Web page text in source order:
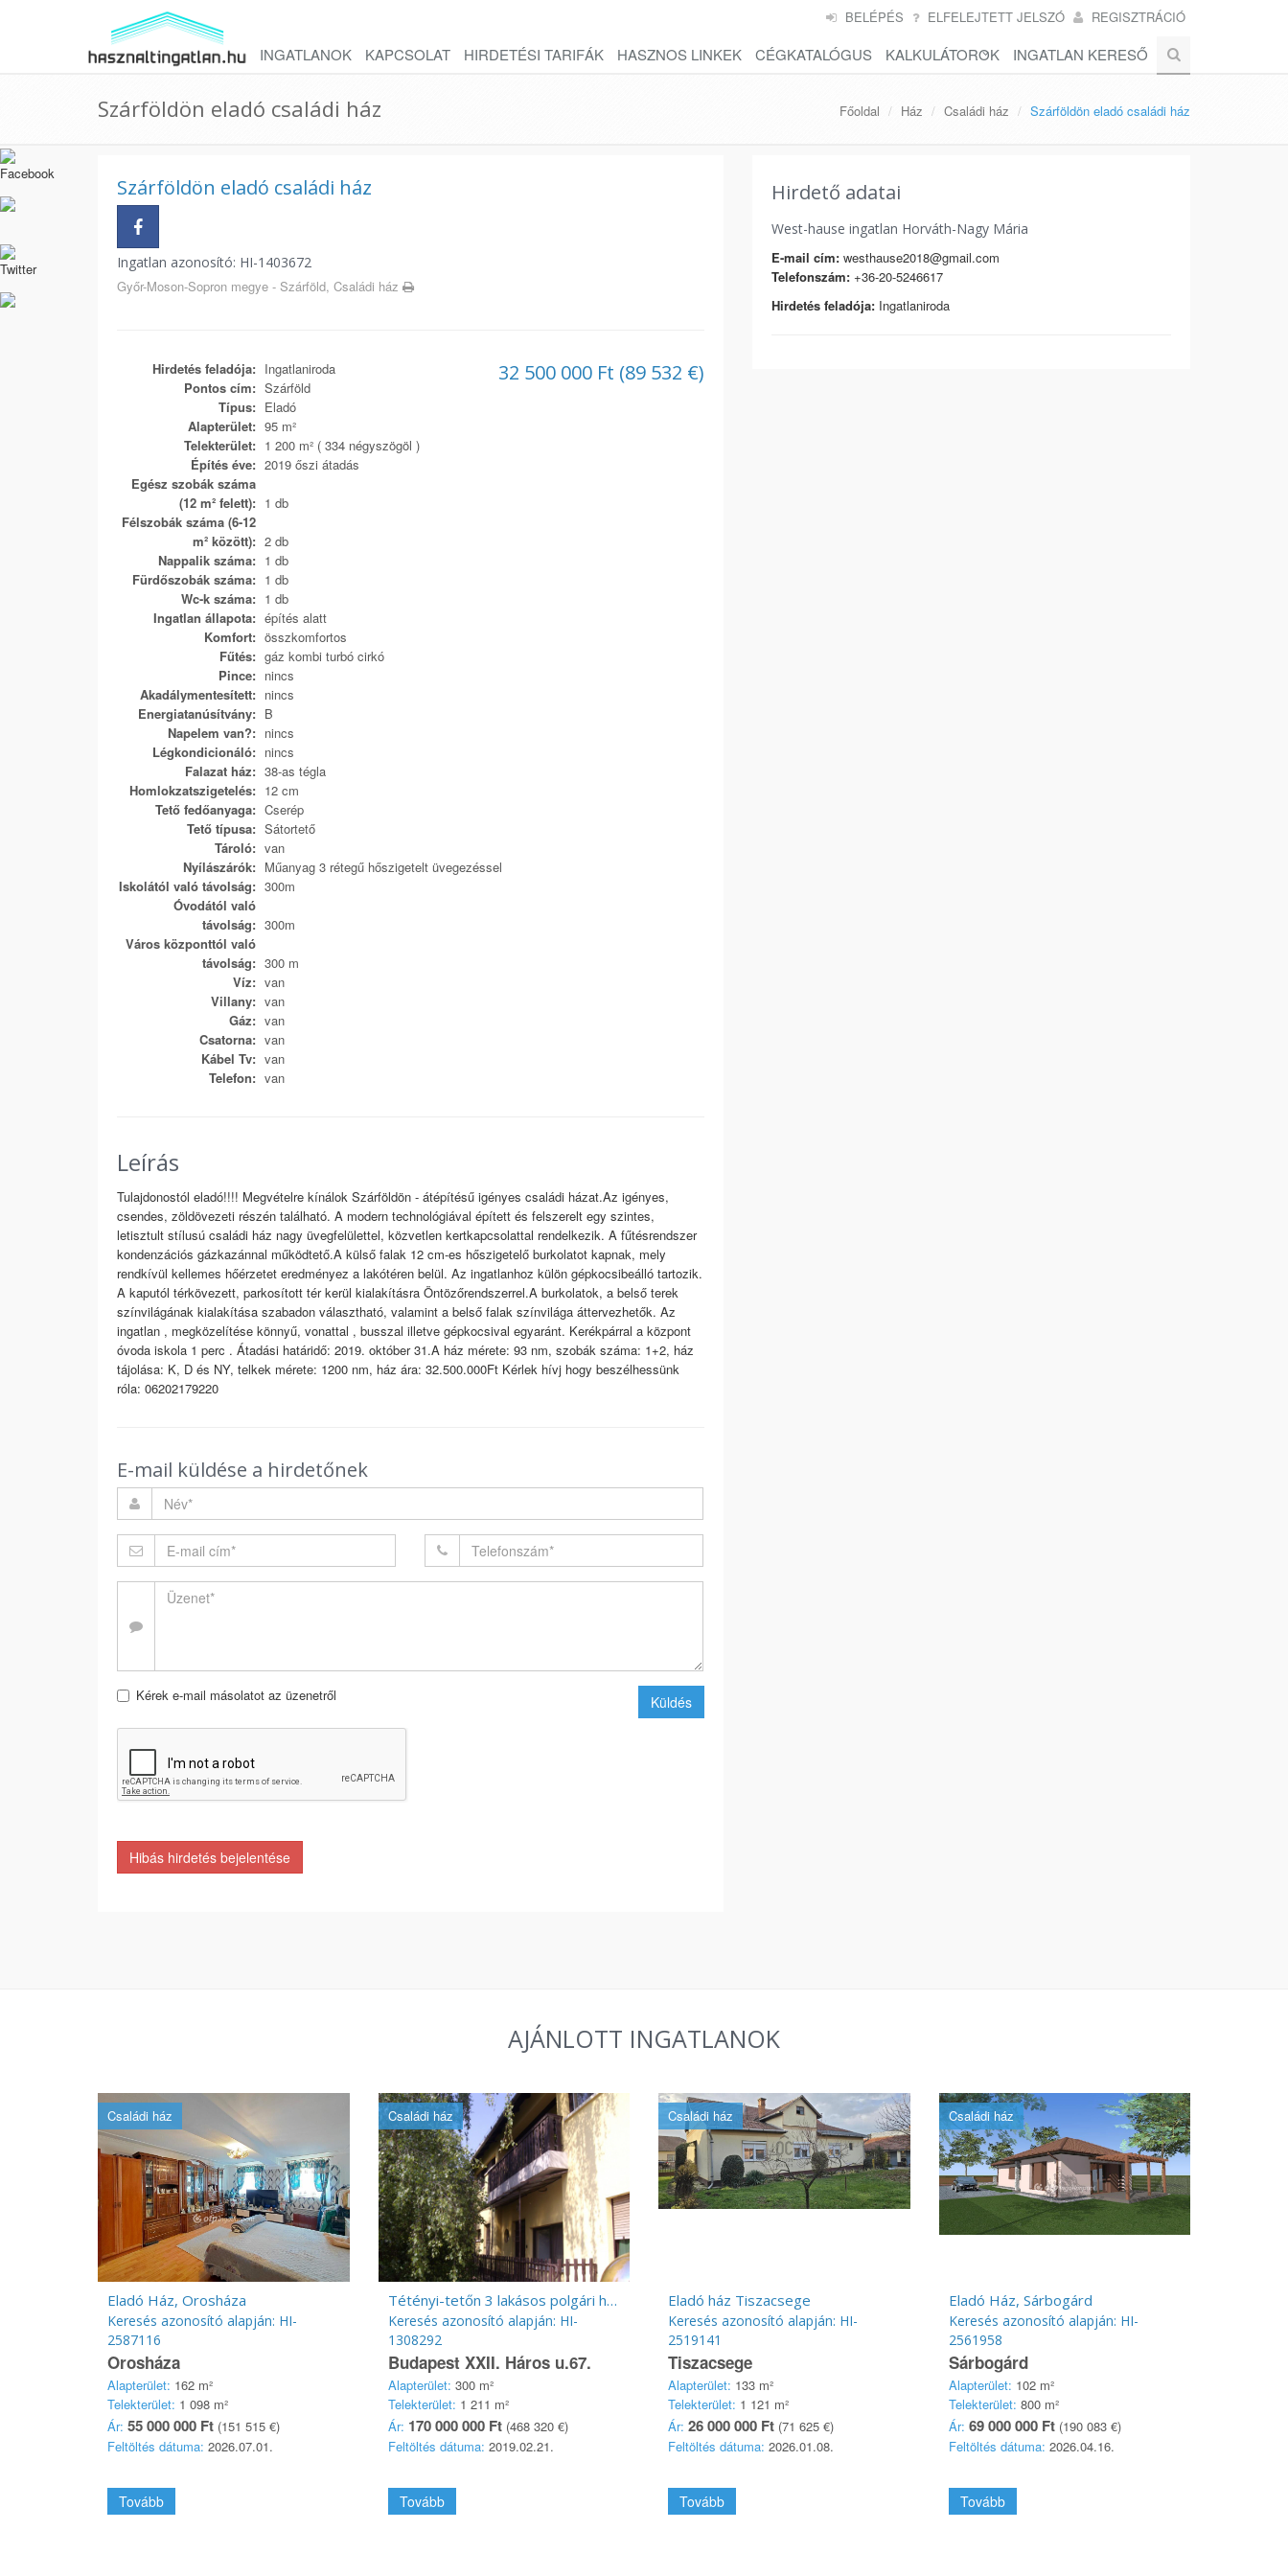
BELÉPÉS ELFELEJTETT JELSZÓ REGISZTRÁCIÓ
INGATLANOK KAPCSOLAT HIRDETÉSI TARIFÁK HASZNOS LINKEK CÉGKATALÓGUS KALKULÁTOROK INGATLAN KERESŐ
Szárföldön eladó családi ház Főoldal Ház Családi ház Szárföldön eladó családi ház
Szárföldön eladó családi ház
Ingatlan azonosító: HI-1403672
Győr-Moson-Sopron megye - Szárföld, Családi ház
32 500 000 Ft (89 532 €)
Hirdetés feladója: Ingatlaniroda
Pontos cím: Szárföld
Típus: Eladó
Alapterület: 95 m²
Telekterület: 1 200 m² ( 334 négyszögöl )
Építés éve: 2019 őszi átadás
Egész szobák száma
(12 m² felett): 1 db
Félszobák száma (6-12
m² között): 2 db
Nappalik száma: 1 db
Fürdőszobák száma: 1 db
Wc-k száma: 1 db
Ingatlan állapota: építés alatt
Komfort: összkomfortos
Fűtés: gáz kombi turbó cirkó
Pince: nincs
Akadálymentesített: nincs
Energiatanúsítvány: B
Napelem van?: nincs
Légkondicionáló: nincs
Falazat ház: 38-as tégla
Homlokzatszigetelés: 12 cm
Tető fedőanyaga: Cserép
Tető típusa: Sátortető
Tároló: van
Nyílászárók: Műanyag 3 rétegű hőszigetelt üvegezéssel
Iskolától való távolság: 300m
Óvodától való
távolság: 300m
Város központtól való
távolság: 300 m
Víz: van
Villany: van
Gáz: van
Csatorna: van
Kábel Tv: van
Telefon: van
Leírás
Tulajdonostól eladó!!!! Megvételre kínálok Szárföldön - átépítésű igényes családi házat.Az igényes,
csendes, zöldövezeti részén található. A modern technológiával épített és felszerelt egy szintes,
letisztult stílusú családi ház nagy üvegfelülettel, közvetlen kertkapcsolattal rendelkezik. A fűtésrendszer
kondenzációs gázkazánnal működtető.A külső falak 12 cm-es hőszigetelő burkolatot kapnak, mely
rendkívül kellemes hőérzetet eredményez a lakótéren belül. Az ingatlanhoz külön gépkocsibeálló tartozik.
A kaputól térkövezett, parkosított tér kerül kialakításra Öntözőrendszerrel.A burkolatok, a belső terek
színvilágának kialakítása szabadon választható, valamint a belső falak színvilága áttervezhetők. Az
ingatlan , megközelítése könnyű, vonattal , busszal illetve gépkocsival egyaránt. Kerékpárral a központ
óvoda iskola 1 perc . Átadási határidő: 2019. október 31.A ház mérete: 93 nm, szobák száma: 1+2, ház
tájolása: K, D és NY, telkek mérete: 1200 nm, ház ára: 32.500.000Ft Kérlek hívj hogy beszélhessünk
róla: 06202179220
E-mail küldése a hirdetőnek
Kérek e-mail másolatot az üzenetről Küldés
Hibás hirdetés bejelentése
Hirdető adatai
West-hause ingatlan Horváth-Nagy Mária
E-mail cím:westhause2018@gmail.com
Telefonszám:+36-20-5246617
Hirdetés feladója:Ingatlaniroda
AJÁNLOTT INGATLANOK
Családi ház
Eladó Ház, Orosháza
Keresés azonosító alapján: HI-
2587116
Orosháza
Alapterület: 162 m²
Telekterület: 1 098 m²
Ár: 55 000 000 Ft (151 515 €)
Feltöltés dátuma: 2026.07.01.
Tovább
Családi ház
Tétényi-tetőn 3 lakásos polgári ház tulajdonostól eladó
Keresés azonosító alapján: HI-
1308292
Budapest XXII. Háros u.67.
Alapterület: 300 m²
Telekterület: 1 211 m²
Ár: 170 000 000 Ft(468 320 €)
Feltöltés dátuma: 2019.02.21.
Tovább
Családi ház
Eladó ház Tiszacsege
Keresés azonosító alapján: HI-
2519141
Tiszacsege
Alapterület: 133 m²
Telekterület: 1 121 m²
Ár: 26 000 000 Ft (71 625 €)
Feltöltés dátuma: 2026.01.08.
Tovább
Családi ház
Eladó Ház, Sárbogárd
Keresés azonosító alapján: HI-
2561958
Sárbogárd
Alapterület: 102 m²
Telekterület: 800 m²
Ár: 69 000 000 Ft(190 083 €)
Feltöltés dátuma: 2026.04.16.
Tovább